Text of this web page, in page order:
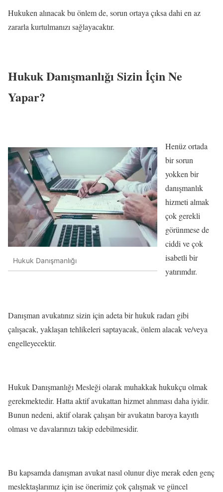
Hukuken alınacak bu önlem de, sorun ortaya çıksa dahi en az
zararla kurtulmanızı sağlayacaktır.
Hukuk Danışmanlığı Sizin İçin Ne
Yapar?
Hukuk Danışmanlığı
Henüz ortada
bir sorun
yokken bir
danışmanlık
hizmeti almak
çok gerekli
görünmese de
ciddi ve çok
isabetli bir
yatırımdır.
Danışman avukatınız sizin için adeta bir hukuk radarı gibi
çalışacak, yaklaşan tehlikeleri saptayacak, önlem alacak ve/veya
engelleyecektir.
Hukuk Danışmanlığı Mesleği olarak muhakkak hukukçu olmak
gerekmektedir. Hatta aktif avukattan hizmet alınması daha iyidir.
Bunun nedeni, aktif olarak çalışan bir avukatın baroya kayıtlı
olması ve davalarınızı takip edebilmesidir.
Bu kapsamda danışman avukat nasıl olunur diye merak eden genç
meslektaşlarımız için ise önerimiz çok çalışmak ve güncel